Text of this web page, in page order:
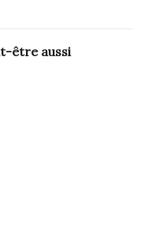
être aussi